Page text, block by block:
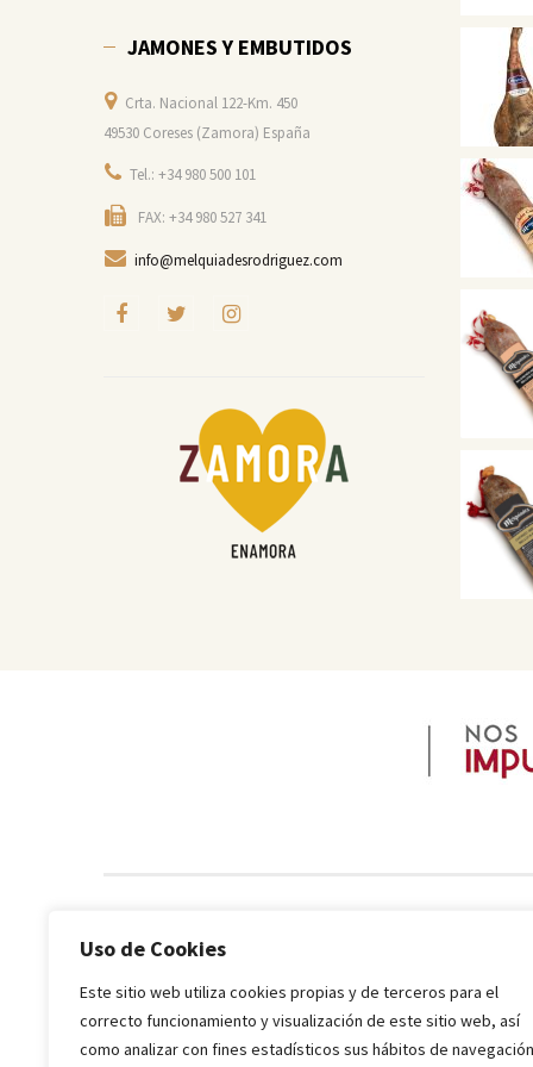
Uso de Cookies
Este sitio web utiliza cookies propias y de terceros para el
correcto funcionamiento y visualización de este sitio web, así
como analizar con fines estadísticos sus hábitos de
JAMONES Y EMBUTIDOS
Crta. Nacional 122-Km. 450
49530 Coreses (Zamora) España
Tel.: +34 980 500 101
FAX: +34 980 527 341
info@melquiadesrodriguez.com